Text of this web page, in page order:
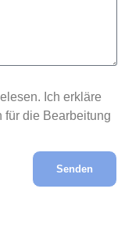
Ich erkläre
für die Bearbeitung
Senden